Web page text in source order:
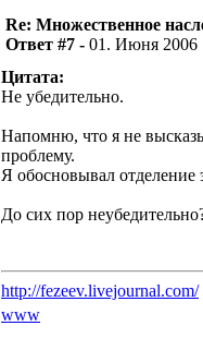
Re: Множественное
Ответ #7 - 01. Июня 2006
Цитата:
Не убедительно.
Напомню, что я не
проблему.
Я обосновывал отделение
До сих пор
http://fezeev.livejournal.com/
www